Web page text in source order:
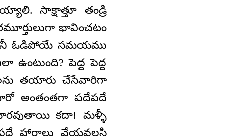
సాక్షాత్తూ తండ్రి
భావించటం
కానీ ఓడిపోయే సమయము
పెద్ద పెద్ద
తయారు చేసేవారిగా
అంతంతగా పదేపదే
కదా! మళ్ళీ
హారాలు వేయవలసి